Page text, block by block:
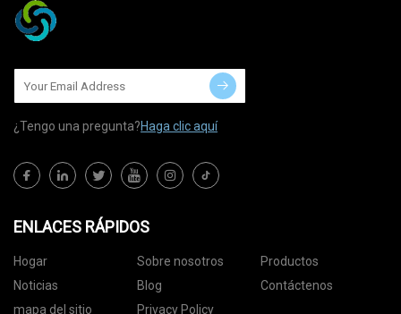
¿Tengo una pregunta?Haga clic aquí
ENLACES RÁPIDOS
Hogar Sobre nosotros
Productos
Noticias
Blog
Contáctenos
mapa del sitio
Privacy Policy